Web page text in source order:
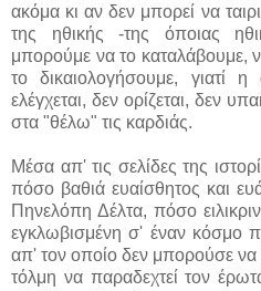
ακόμα κι αν δεν μπορεί να
της ηθικής -της όποιας
μπορούμε να το καταλάβουμε,
το δικαιολογήσουμε, γιατί
ελέγχεται, δεν ορίζεται, δεν
στα "θέλω" τις καρδιάς.
Μέσα απ' τις σελίδες της
πόσο βαθιά ευαίσθητος και
Πηνελόπη Δέλτα, πόσο
εγκλωβισμένη σ' έναν κόσμο
απ' τον οποίο δεν μπορούσε να
τόλμη να παραδεχτεί τον